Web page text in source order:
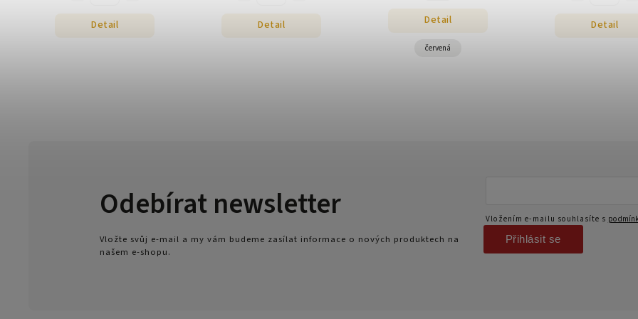
Detail Detail Detail
červená
Detail
Odebírat newsletter
Vložte svůj e-mail a my vám budeme zasílat informace o nových produktech na
našem e-shopu.
Vložením e-mailu souhlasíte s
Přihlásit se